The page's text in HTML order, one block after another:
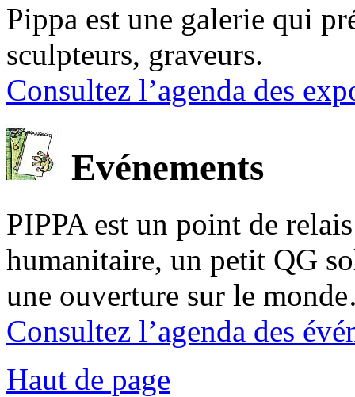
Pippa est une galerie qui
sculpteurs, graveurs.
Consultez l’agenda des
Evénements
PIPPA est un point de
humanitaire, un petit QG
une ouverture sur le
Consultez l’agenda des
Haut de page